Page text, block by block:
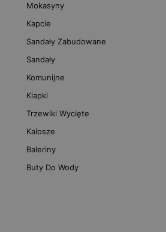
Mokasyny
Kapcie
Sandały Zabudowane
Sandały
Komunijne
Klapki
Trzewiki Wycięte
Kalosze
Baleriny
Buty Do Wody